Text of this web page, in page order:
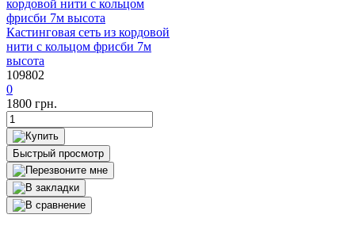
Кастинговая сеть из кордовой
нити с кольцом фрисби 7м
высота
109802
0
1800 грн.
Быстрый просмотр